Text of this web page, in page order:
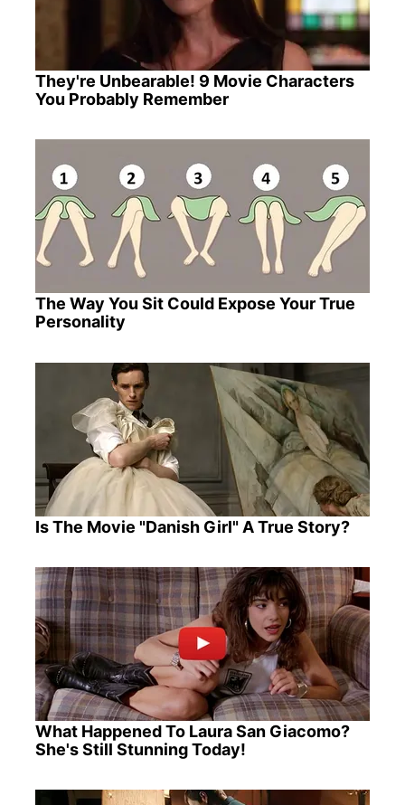
They're Unbearable! 9 Movie Characters
You Probably Remember
The Way You Sit Could Expose Your True
Personality
Is The Movie "Danish Girl" A True Story?
What Happened To Laura San Giacomo?
She's Still Stunning Today!